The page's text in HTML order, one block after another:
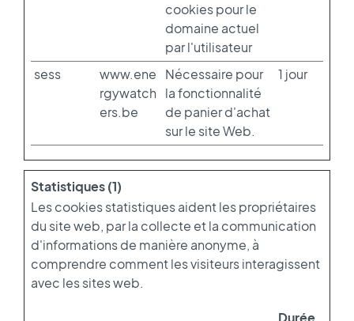
cookies pour le
domaine actuel
par l'utilisateur
sess
www.ene
rgywatch
ers.be
Nécessaire pour
la fonctionnalité
de panier d'achat
sur le site Web.
1 jour
Statistiques (1)
Les cookies statistiques aident les propriétaires
du site web, par la collecte et la communication
d'informations de manière anonyme, à
comprendre comment les visiteurs interagissent
avec les sites web.
Durée